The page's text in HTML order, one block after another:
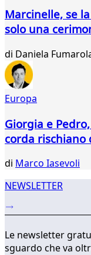
Marcinelle, se
solo una
di Daniela
Europa
Giorgia e
corda rischiano
di Marco Iasevoli
NEWSLETTER
Le newsletter
sguardo che va